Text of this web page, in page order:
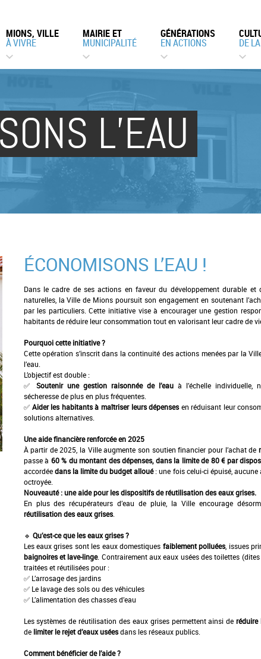
MIONS, VILLE
À VIVRE
MAIRIE ET
MUNICIPALITÉ
GÉNÉRATIONS
EN ACTIONS DE
L’EAU
ÉCONOMISONS L’EAU !
Dans le cadre de ses actions en faveur du développement durable et
naturelles, la Ville de Mions poursuit son engagement en soutenant
par les particuliers. Cette initiative vise à encourager une gestion
habitants de réduire leur consommation tout en valorisant leur cadre de
Pourquoi cette initiative ?
Cette opération s’inscrit dans la continuité des actions menées par la
l’eau.
L’objectif est double :
✅ Soutenir une gestion raisonnée de l’eauà l’échelle individuelle,
sécheresse de plus en plus fréquentes.
✅ Aider les habitants à maîtriser leurs dépensesen réduisant leur
solutions alternatives.
Une aide financière renforcée en 2025
À partir de 2025, la Ville augmente son soutien financier pour l’achat de
passe à 60 % du montant des dépenses, dans la limite de 80 € par
accordéedans la limite du budget alloué: une fois celui-ci épuisé,
octroyée.
Nouveauté : une aide pour les dispositifs de réutilisation des eaux grises.
En plus des récupérateurs d’eau de pluie, la Ville encourage
réutilisation des eaux grises.
🔹 Qu’est-ce que les eaux grises ?
Les eaux grises sont les eaux domestiques faiblement polluées, issues
baignoires et lave-linge. Contrairement aux eaux usées des toilettes
traitées et réutilisées pour :
✅ L’arrosage des jardins
✅ Le lavage des sols ou des véhicules
✅ L’alimentation des chasses d’eau
Les systèmes de réutilisation des eaux grises permettent ainsi deréduire
de limiter le rejet d’eaux uséesdans les réseaux publics.
Comment bénéficier de l’aide ?